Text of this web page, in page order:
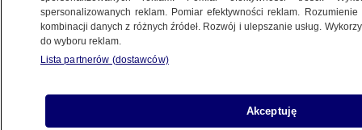
15.06.2026, 08:52
Posłuchaj artykułu
Czyta lektor AI
spersonalizowanych reklam. Pomiar efektywności reklam.
kombinacji danych z różnych źródeł. Rozwój i ulepszanie usług.
do wyboru reklam.
Lista partnerów (dostawców)
Akceptuję